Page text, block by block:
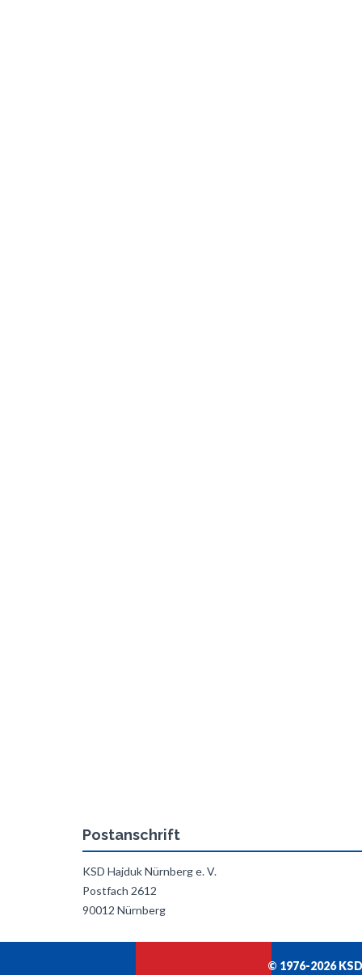
Postanschrift
KSD Hajduk Nürnberg e. V.
Postfach 2612
90012 Nürnberg
© 1976-2026